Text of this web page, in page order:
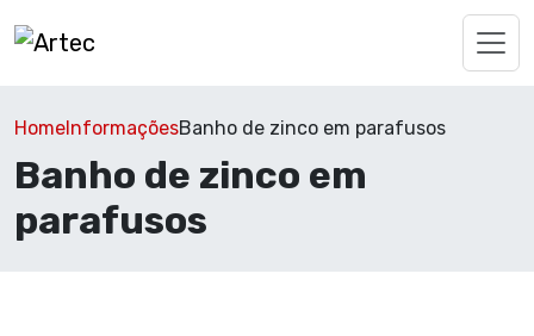
HomeInformaçõesBanho de zinco em parafusos
Banho de zinco em
parafusos